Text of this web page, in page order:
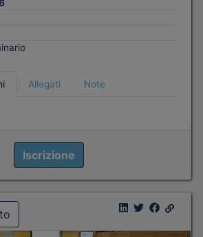
Allegati
Note
Iscrizione